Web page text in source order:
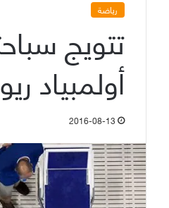
رياضة
أولمبياد ريو
2016-08-13